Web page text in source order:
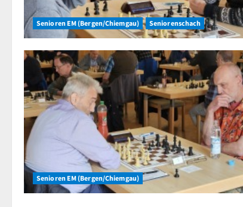
Senioren EM (Bergen/Chiemgau) Seniorenschach
Senioren EM (Bergen/Chiemgau)